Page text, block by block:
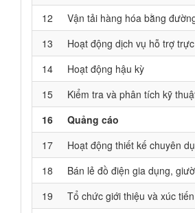
12
Vận tải hàng hóa bằng
13
Hoạt động dịch vụ hỗ trợ
14
Hoạt động hậu kỳ
15
Kiểm tra và phân tích kỹ
16
Quảng cáo
17
Hoạt động thiết kế chuyên
18
Bán lẻ đồ điện gia dụng,
19
Tổ chức giới thiệu và xúc